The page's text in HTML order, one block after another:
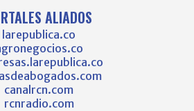
ALIADOS
larepublica.co
canalrcn.com
rcnradio.com